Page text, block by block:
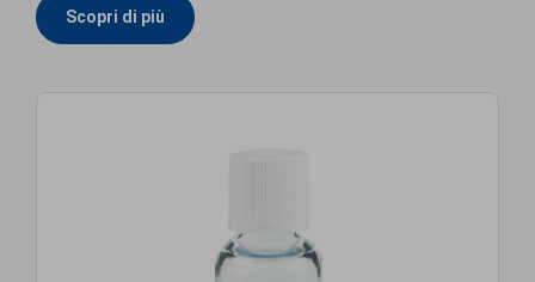
Scopri di più